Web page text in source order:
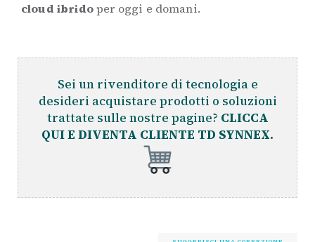
cloud ibridoper oggi e domani.
Sei un rivenditore di tecnologia e
desideri acquistare prodotti o soluzioni
trattate sulle nostre pagine? CLICCA
QUI E DIVENTA CLIENTE TD SYNNEX.